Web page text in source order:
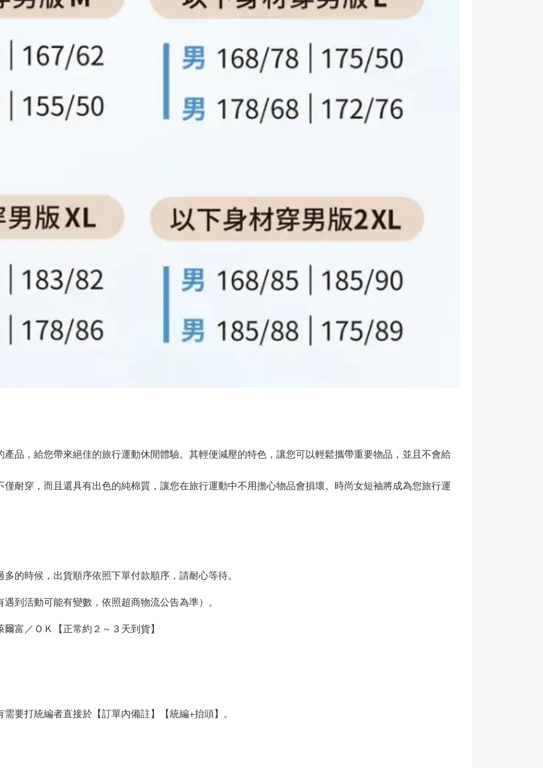
品，給您帶來絕佳的旅行運動休閒體驗。其輕便減壓的特色，讓您可以輕鬆攜帶重要物品，並且不會給
耐穿，而且還具有出色的純棉質，讓您在旅行運動中不用擔心物品會損壞。時尚女短袖將成為您旅行運
的時候，出貨順序依照下單付款順序，請耐心等待。
到活動可能有變數，依照超商物流公告為準）。
富／ＯＫ【正常約２～３天到貨】
要打統編者直接於【訂單內備註】【統編+抬頭】。